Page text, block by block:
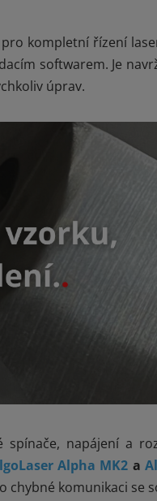
kompletní řízení
softwarem. Je
úprav.
napájení a
Alpha MK2 a
chybné komunikaci se